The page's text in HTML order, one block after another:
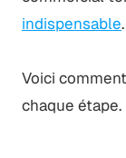
indispensable.
Voici
chaque étape.